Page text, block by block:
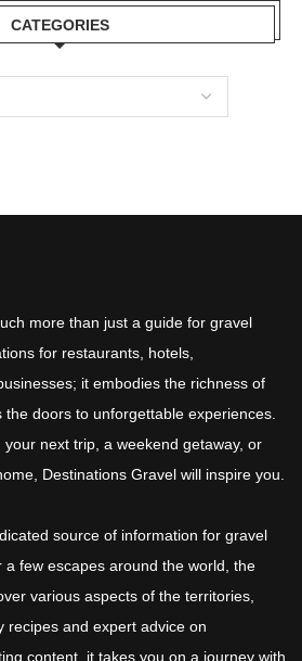
CATEGORIES
more than just a guide for gravel
for restaurants, hotels,
it embodies the richness of
doors to unforgettable experiences.
your next trip, a weekend getaway, or
Destinations Gravel will inspire you.
source of information for gravel
few escapes around the world, the
various aspects of the territories,
recipes and expert advice on
content, it takes you on a journey with